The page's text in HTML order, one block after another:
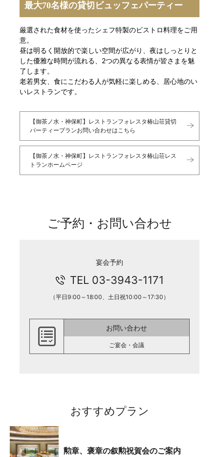
最大70名様の貸切ビュッフェパーティー
厳選された食材を使ったシェフ特製のビストロ料理をご用
意。
昼は明るく開放的で楽しい空間が広がり、夜はしっとりと
した優雅な時間が流れる、2つの異なる表情が皆さまを魅
了します。
老若男女、食にこだわる人が気軽に楽しめる、居心地のい
いレストランです。
【御茶ノ水・神保町】レストランフォレスタ椿山荘貸切
パーティープランお問い合わせはこちら
【御茶ノ水・神保町】レストランフォレスタ椿山荘レス
トランホームページ
ご予約・お問い合わせ
宴会予約
TEL 03-3943-1171
（平日9:00～18:00、土日祝10:00～17:30）
お問い合わせ
ご宴会・会議
おすすめプラン
勲章、褒章の叙勲祝賀会のご案内